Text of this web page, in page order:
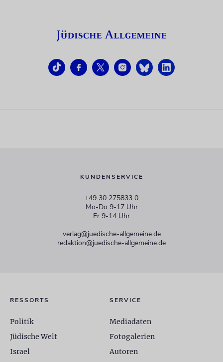
KUNDENSERVICE
+49 30 275833 0
Mo-Do 9-17 Uhr
Fr 9-14 Uhr
verlag@juedische-allgemeine.de
redaktion@juedische-allgemeine.de
RESSORTS
Politik
Jüdische Welt
Israel
SERVICE
Mediadaten
Fotogalerien
Autoren